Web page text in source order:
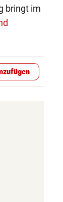
bringt im